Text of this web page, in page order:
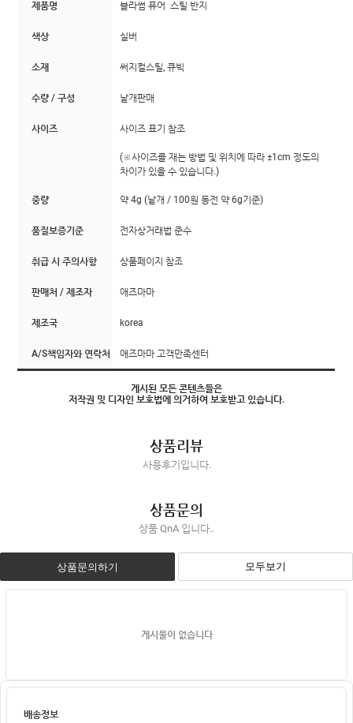
제품명 블라썸 퓨어 스틸 반지
색상 실버
소재 써지컬스틸, 큐빅
수량 / 구성 낱개판매
사이즈 사이즈 표기 참조
(※사이즈를 재는 방법 및 위치에 따라 ±1cm 정도의
차이가 있을 수 있습니다.)
중량 약 4g (낱개 / 100원 동전 약 6g기준)
품질보증기준 전자상거래법 준수
취급 시 주의사항 상품페이지 참조
판매처 / 제조자 애즈마마
제조국 korea
A/S책임자와 연락처 애즈마마 고객만족센터
게시된 모든 콘텐츠들은
저작권 및 디자인 보호법에 의거하여 보호받고 있습니다.
상품리뷰
사용후기입니다.
상품문의
상품 QnA 입니다..
상품문의하기 모두보기
게시물이 없습니다
배송정보